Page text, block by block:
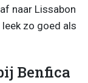
naar Lissabon
zo goed als
Benfica